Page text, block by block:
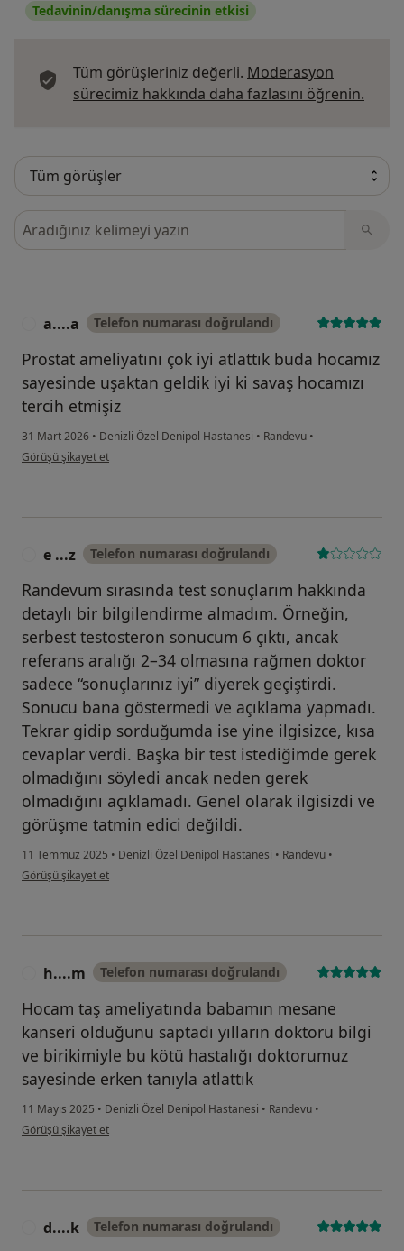
Tedavinin/danışma sürecinin etkisi
Tüm görüşleriniz değerli. Moderasyon
sürecimiz hakkında daha fazlasını öğrenin.
Görüşler içerisinde ara
a....a Telefon numarası doğrulandı
Prostat ameliyatını çok iyi atlattık buda hocamız
sayesinde uşaktan geldik iyi ki savaş hocamızı
tercih etmişiz
31 Mart 2026 • Denizli Özel Denipol Hastanesi • Randevu •
kullanıcının görüşüne göre a....a
Görüşü şikayet et
e ...z Telefon numarası doğrulandı
Randevum sırasında test sonuçlarım hakkında
detaylı bir bilgilendirme almadım. Örneğin,
serbest testosteron sonucum 6 çıktı, ancak
referans aralığı 2–34 olmasına rağmen doktor
sadece “sonuçlarınız iyi” diyerek geçiştirdi.
Sonucu bana göstermedi ve açıklama yapmadı.
Tekrar gidip sorduğumda ise yine ilgisizce, kısa
cevaplar verdi. Başka bir test istediğimde gerek
olmadığını söyledi ancak neden gerek
olmadığını açıklamadı. Genel olarak ilgisizdi ve
görüşme tatmin edici değildi.
11 Temmuz 2025 • Denizli Özel Denipol Hastanesi • Randevu •
kullanıcının görüşüne göre e ...z
Görüşü şikayet et
h....m Telefon numarası doğrulandı
Hocam taş ameliyatında babamın mesane
kanseri olduğunu saptadı yılların doktoru bilgi
ve birikimiyle bu kötü hastalığı doktorumuz
sayesinde erken tanıyla atlattık
11 Mayıs 2025 • Denizli Özel Denipol Hastanesi • Randevu •
kullanıcının görüşüne göre h....m
Görüşü şikayet et
d....k Telefon numarası doğrulandı